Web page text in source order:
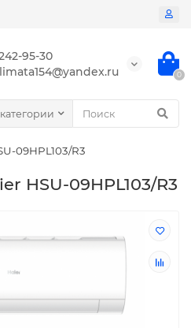
95-30
0
09HPL103/R3
HSU-09HPL103/R3